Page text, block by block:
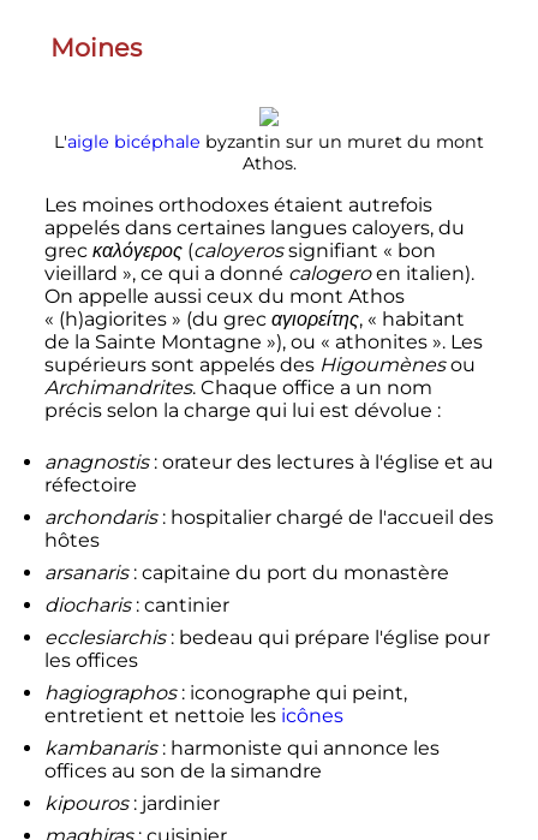
Moines
L'aigle bicéphale byzantin sur un muret du mont
Athos.
Les moines orthodoxes étaient autrefois
appelés dans certaines langues caloyers, du
grec καλόγερος(caloyerossignifiant « bon
vieillard », ce qui a donné calogeroen italien).
On appelle aussi ceux du mont Athos
« (h)agiorites » (du grec αγιορείτης, « habitant
de la Sainte Montagne »), ou « athonites ». Les
supérieurs sont appelés des Higoumènesou
Archimandrites. Chaque office a un nom
précis selon la charge qui lui est dévolue :
anagnostis: orateur des lectures à l'église et au
réfectoire
archondaris: hospitalier chargé de l'accueil des
hôtes
arsanaris: capitaine du port du monastère
diocharis: cantinier
ecclesiarchis: bedeau qui prépare l'église pour
les offices
hagiographos: iconographe qui peint,
entretient et nettoie les icônes
kambanaris: harmoniste qui annonce les
offices au son de la simandre
kipouros: jardinier